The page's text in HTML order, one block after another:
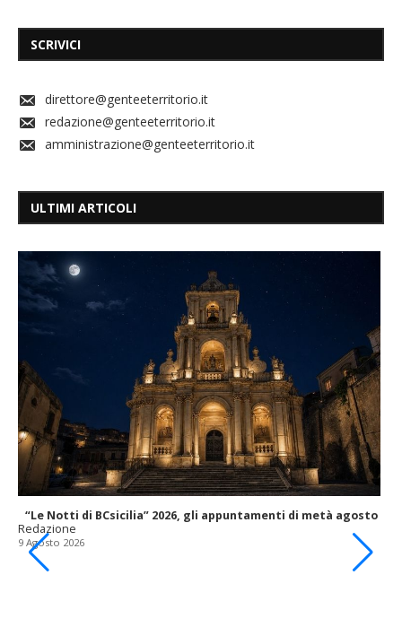
SCRIVICI
direttore@genteeterritorio.it
redazione@genteeterritorio.it
amministrazione@genteeterritorio.it
ULTIMI ARTICOLI
“Le Notti di BCsicilia” 2026, gli appuntamenti di metà agosto
Redazione
9 Agosto 2026